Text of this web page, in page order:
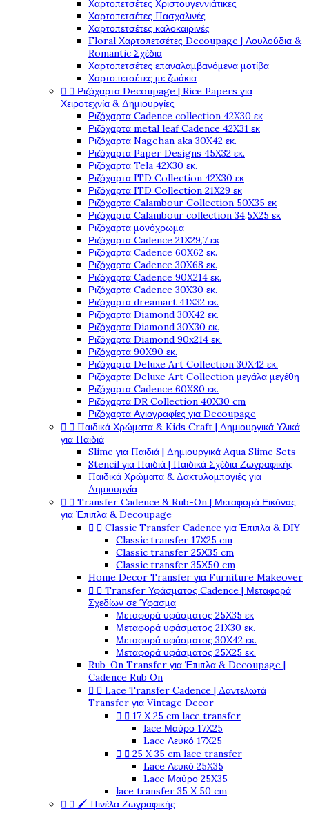
Χαρτοπετσέτες Χριστουγεννιάτικες
Χαρτοπετσέτες Πασχαλινές
Χαρτοπετσέτες καλοκαιρινές
Floral Χαρτοπετσέτες Decoupage | Λουλούδια &
Romantic Σχέδια
Χαρτοπετσέτες επαναλαμβανόμενα μοτίβα
Χαρτοπετσέτες με ζωάκια
  Ριζόχαρτα Decoupage | Rice Papers για
Χειροτεχνία & Δημιουργίες
Ριζόχαρτα Cadence collection 42X30 εκ
Ριζόχαρτα metal leaf Cadence 42X31 εκ
Ριζόχαρτα Nagehan aka 30X42 εκ.
Ριζόχαρτα Paper Designs 45X32 εκ.
Ριζόχαρτα Tela 42Χ30 εκ.
Ριζόχαρτα ITD Collection 42X30 εκ
Ριζόχαρτα ITD Collection 21X29 εκ
Ριζόχαρτα Calambour Collection 50X35 εκ
Ριζόχαρτα Calambour collection 34,5X25 εκ
Ριζόχαρτα μονόχρωμα
Ριζόχαρτα Cadence 21Χ29,7 εκ
Ριζόχαρτα Cadence 60X62 εκ.
Ριζόχαρτα Cadence 30X68 εκ.
Ριζόχαρτα Cadence 90X214 εκ.
Ριζόχαρτα Cadence 30X30 εκ.
Ριζόχαρτα dreamart 41X32 εκ.
Ριζόχαρτα Diamond 30X42 εκ.
Ριζόχαρτα Diamond 30X30 εκ.
Ριζόχαρτα Diamond 90x214 εκ.
Ριζόχαρτα 90X90 εκ.
Ριζόχαρτα Deluxe Art Collection 30X42 εκ.
Ριζόχαρτα Deluxe Art Collection μεγάλα μεγέθη
Ριζόχαρτα Cadence 60X80 εκ.
Ριζόχαρτα DR Collection 40X30 cm
Ριζόχαρτα Αγιογραφίες για Decoupage
  Παιδικά Χρώματα & Kids Craft | Δημιουργικά Υλικά
για Παιδιά
Slime για Παιδιά | Δημιουργικά Aqua Slime Sets
Stencil για Παιδιά | Παιδικά Σχέδια Ζωγραφικής
Παιδικά Χρώματα & Δακτυλομπογιές για
Δημιουργία
  Transfer Cadence & Rub-On | Μεταφορά Εικόνας
για Έπιπλα & Decoupage
  Classic Transfer Cadence για Έπιπλα & DIY
Classic transfer 17Χ25 cm
Classic transfer 25Χ35 cm
Classic transfer 35Χ50 cm
Home Decor Transfer για Furniture Makeover
  Transfer Υφάσματος Cadence | Μεταφορά
Σχεδίων σε Ύφασμα
Μεταφορά υφάσματος 25Χ35 εκ
Μεταφορά υφάσματος 21Χ30 εκ.
Μεταφορά υφάσματος 30Χ42 εκ.
Μεταφορά υφάσματος 25Χ25 εκ.
Rub-On Transfer για Έπιπλα & Decoupage |
Cadence Rub On
  Lace Transfer Cadence | Δαντελωτά
Transfer για Vintage Decor
  17 Χ 25 cm lace transfer
lace Μαύρο 17X25
Lace Λευκό 17X25
  25 X 35 cm lace transfer
Lace Λευκό 25X35
Lace Μαύρο 25X35
lace transfer 35 Χ 50 cm
  🖌️ Πινέλα Ζωγραφικής